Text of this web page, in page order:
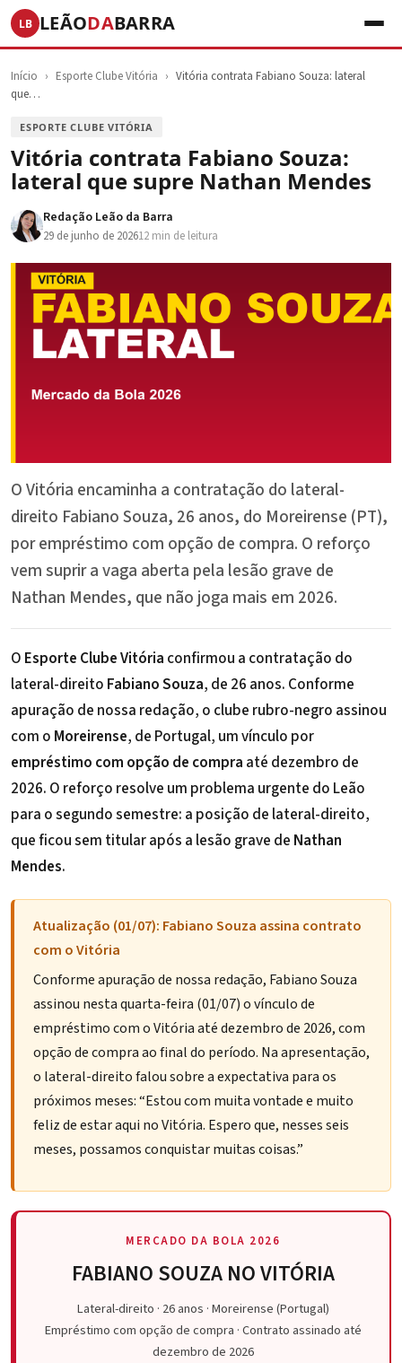
LB LEÃODABARRA
Início › Esporte Clube Vitória › Vitória contrata Fabiano Souza: lateral
que…
ESPORTE CLUBE VITÓRIA
Vitória contrata Fabiano Souza:
lateral que supre Nathan Mendes
Redação Leão da Barra
29 de junho de 202612 min de leitura
O Vitória encaminha a contratação do lateral-
direito Fabiano Souza, 26 anos, do Moreirense (PT),
por empréstimo com opção de compra. O reforço
vem suprir a vaga aberta pela lesão grave de
Nathan Mendes, que não joga mais em 2026.
O Esporte Clube Vitória confirmou a contratação do
lateral-direito Fabiano Souza, de 26 anos. Conforme
apuração de nossa redação, o clube rubro-negro assinou
com o Moreirense, de Portugal, um vínculo por
empréstimo com opção de compra até dezembro de
2026. O reforço resolve um problema urgente do Leão
para o segundo semestre: a posição de lateral-direito,
que ficou sem titular após a lesão grave de Nathan
Mendes.
Atualização (01/07): Fabiano Souza assina contrato
com o Vitória
Conforme apuração de nossa redação, Fabiano Souza
assinou nesta quarta-feira (01/07) o vínculo de
empréstimo com o Vitória até dezembro de 2026, com
opção de compra ao final do período. Na apresentação,
o lateral-direito falou sobre a expectativa para os
próximos meses: “Estou com muita vontade e muito
feliz de estar aqui no Vitória. Espero que, nesses seis
meses, possamos conquistar muitas coisas.”
MERCADO DA BOLA 2026
FABIANO SOUZA NO VITÓRIA
Lateral-direito · 26 anos · Moreirense (Portugal)
Empréstimo com opção de compra · Contrato assinado até
dezembro de 2026